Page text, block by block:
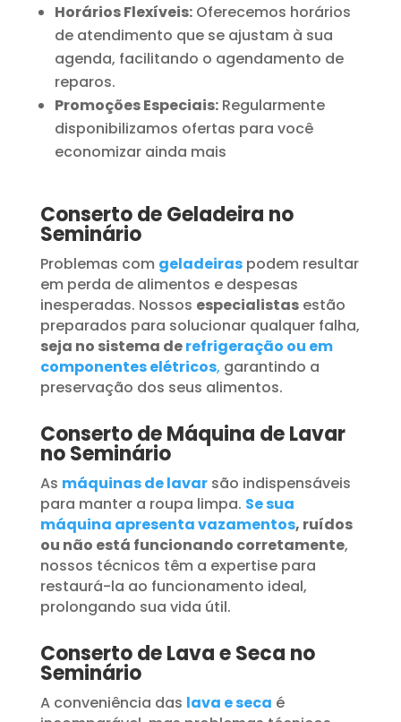
Horários Flexíveis:Oferecemos horários
de atendimento que se ajustam à sua
agenda, facilitando o agendamento de
reparos.
Promoções Especiais:Regularmente
disponibilizamos ofertas para você
economizar ainda mais
Conserto de Geladeira no
Seminário
Problemas com geladeiraspodem resultar
em perda de alimentos e despesas
inesperadas. Nossos especialistasestão
preparados para solucionar qualquer falha,
seja no sistema derefrigeração ou em
componentes elétricos, garantindo a
preservação dos seus alimentos.
Conserto de Máquina de Lavar
no Seminário
As máquinas de lavar são indispensáveis
para manter a roupa limpa. Se sua
máquina apresenta vazamentos, ruídos
ou não está funcionando corretamente,
nossos técnicos têm a expertise para
restaurá-la ao funcionamento ideal,
prolongando sua vida útil.
Conserto de Lava e Seca no
Seminário
A conveniência das lava e seca é